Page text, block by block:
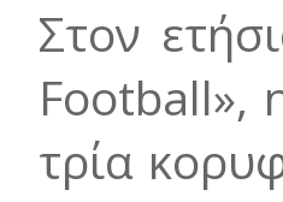
Στον
Football»,
τρία